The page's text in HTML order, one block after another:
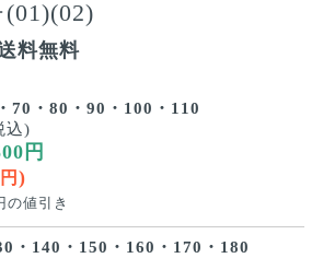
料無料
・80・90・100・110
込)
円
円 )
の値引き
・140・150・160・170・180